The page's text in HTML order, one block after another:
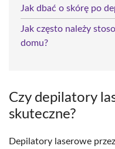
Jak dbać o skórę po
Jak często należy
domu?
Czy depilatory
skuteczne?
Depilatory laserowe